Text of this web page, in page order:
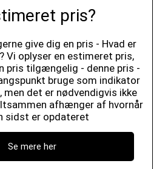
pris?
give dig en pris - Hvad er
Vi oplyser en estimeret pris,
pris tilgængelig - denne pris -
bruge som indikator
men det er nødvendigvis ikke
afhænger af hvornår
sidst er opdateret
Se mere her